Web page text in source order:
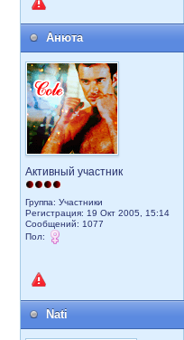
Анюта
Активный участник
Группа: Участники
Регистрация: 19 Окт 2005, 15:14
Сообщений: 1077
Пол:
Nati